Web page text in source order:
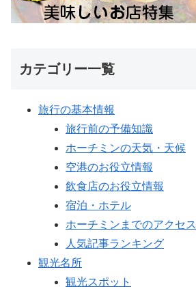
カテゴリー一覧
旅行の基本情報
旅行前の予備知識
ホーチミンの天気・天候
空港のお役立情報
飲食店のお役立情報
宿泊・ホテル
ホーチミンまでのアクセス
人気記事ランキング
観光名所
観光スポット